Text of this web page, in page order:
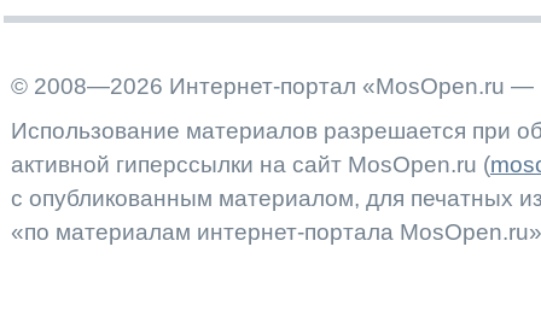
© 2008—2026 Интернет-портал «MosOpen.ru —
Использование материалов разрешается при
активной гиперссылки на сайт MosOpen.ru (
с опубликованным материалом, для печатных
«по материалам интернет-портала